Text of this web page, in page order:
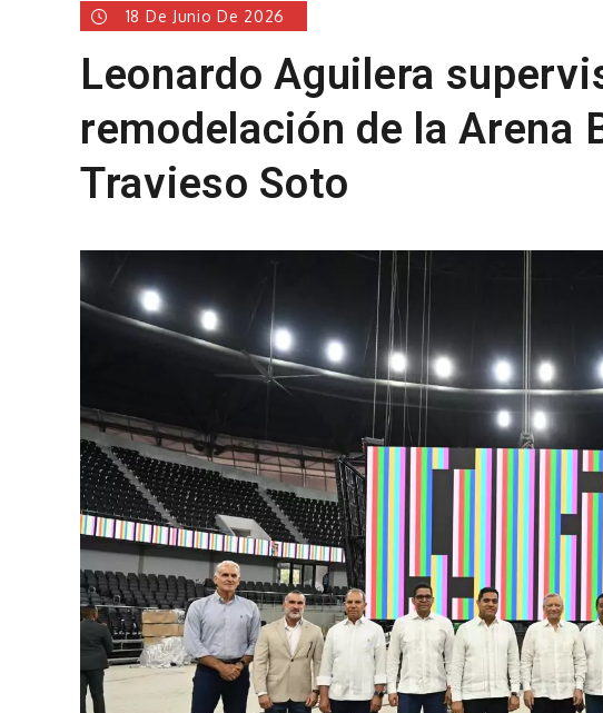
18 De Junio De 2026
Leonardo Aguilera
remodelación de la Arena
Travieso Soto